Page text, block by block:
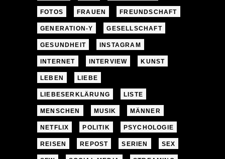
FOTOS FRAUEN FREUNDSCHAFT
GENERATION-Y GESELLSCHAFT
GESUNDHEIT INSTAGRAM
INTERNET INTERVIEW KUNST
LEBEN LIEBE
LIEBESERKLÄRUNG LISTE
MENSCHEN MUSIK MÄNNER
NETFLIX POLITIK PSYCHOLOGIE
REISEN REPOST SERIEN SEX